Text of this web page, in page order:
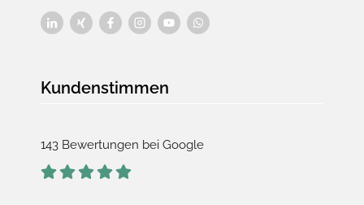
Kundenstimmen
143 Bewertungen bei Google